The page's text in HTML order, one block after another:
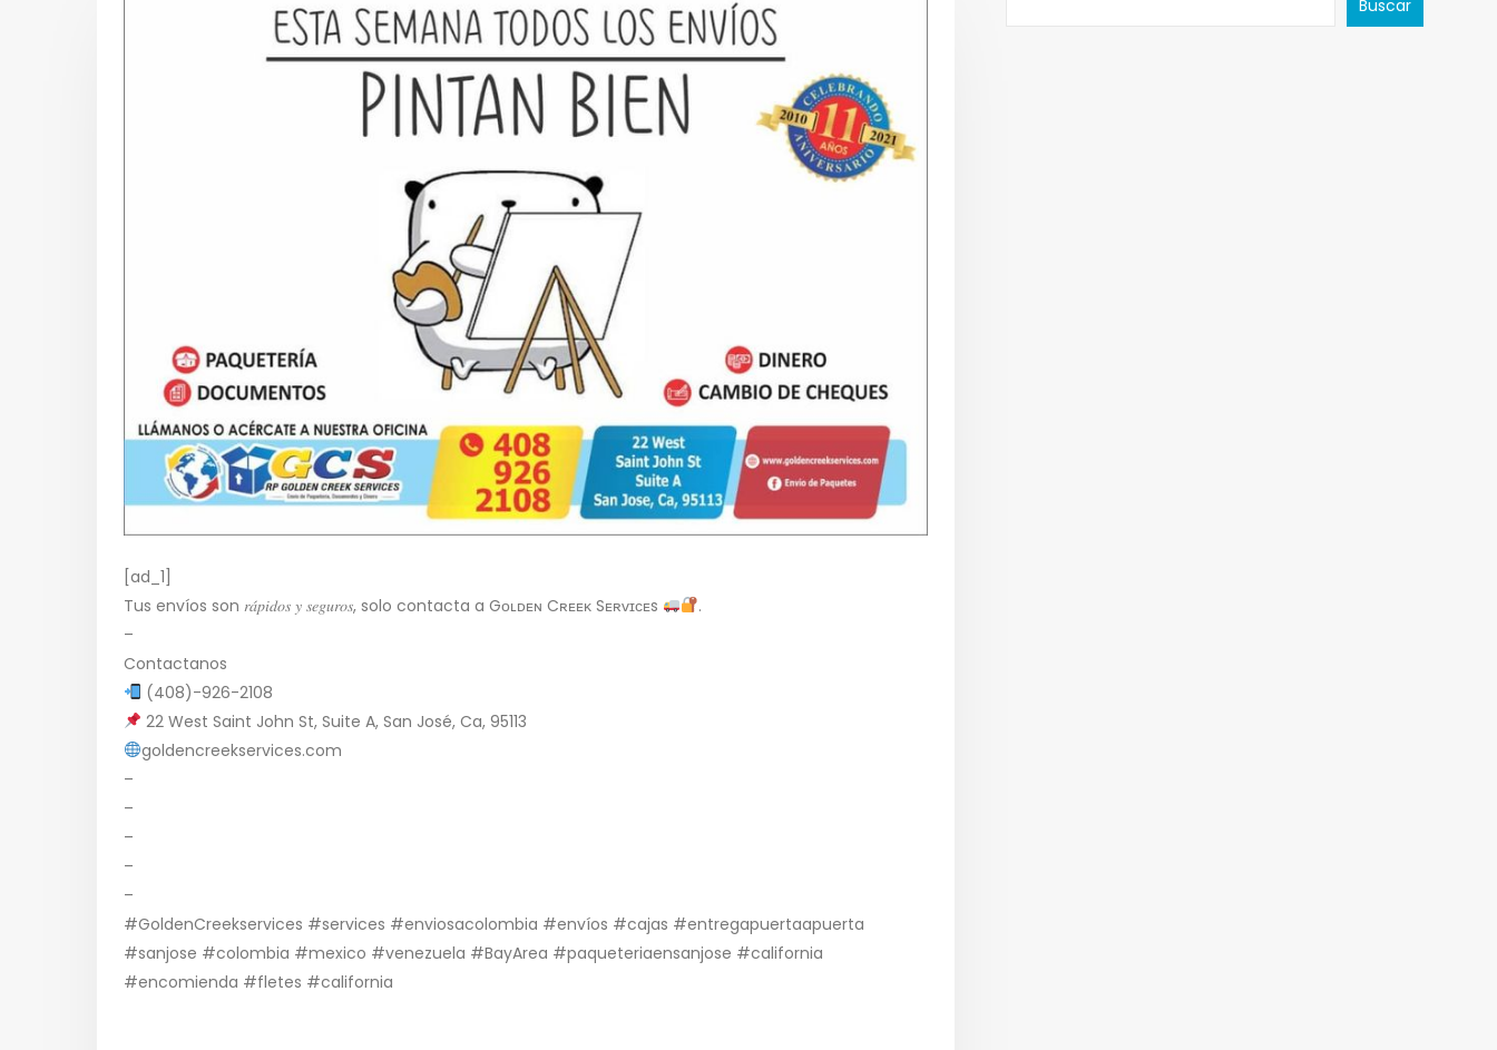
[ad_1]
Tus envíos son 𝑟𝑎́𝑝𝑖𝑑𝑜𝑠 𝑦 𝑠𝑒𝑔𝑢𝑟𝑜𝑠, solo contacta a Gᴏʟᴅᴇɴ Cʀᴇᴇᴋ Sᴇʀᴠɪᴄᴇs
.
–
Contactanos
(408)-926-2108
22 West Saint John St, Suite A, San José, Ca, 95113
goldencreekservices.com
–
–
–
–
–
#GoldenCreekservices #services #enviosacolombia #envíos #cajas #entregapuertaapuerta
#sanjose #colombia #mexico #venezuela #BayArea #paqueteriaensanjose #california
#encomienda #fletes #california
Buscar